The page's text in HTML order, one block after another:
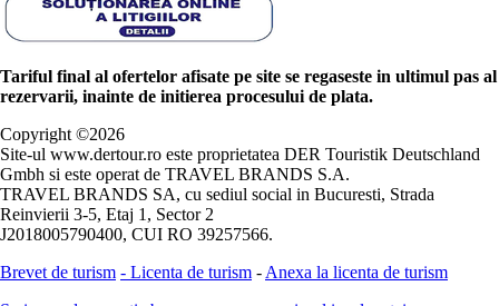
Tariful final al ofertelor afisate pe site se regaseste in ultimul pas al
rezervarii, inainte de initierea procesului de plata.
Copyright ©2026
Site-ul www.dertour.ro este proprietatea DER Touristik Deutschland
Gmbh si este operat de TRAVEL BRANDS S.A.
TRAVEL BRANDS SA, cu sediul social in Bucuresti, Strada
Reinvierii 3-5, Etaj 1, Sector 2
J2018005790400, CUI RO 39257566.
Brevet de turism - Licenta de turism - Anexa la licenta de turism